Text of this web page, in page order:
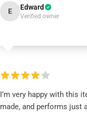
E Edward
Verified owner
I’m very happy with this
made, and performs just